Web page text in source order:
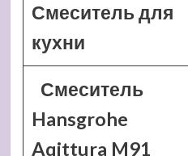
Смеситель для
кухни
Смеситель
Hansgrohe
Aqittura M91